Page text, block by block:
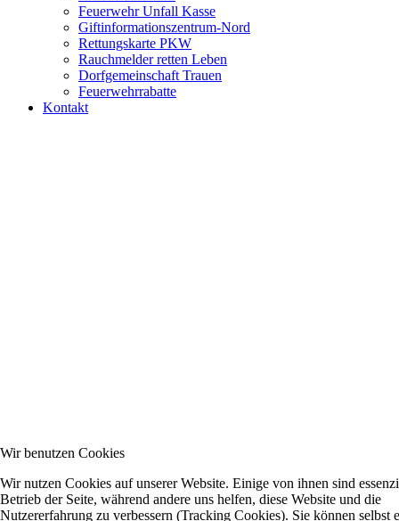
Feuerwehr Unfall Kasse
Giftinformationszentrum-Nord
Rettungskarte PKW
Rauchmelder retten Leben
Dorfgemeinschaft Trauen
Feuerwehrrabatte
Kontakt
Wir benutzen Cookies
Wir nutzen Cookies auf unserer Website. Einige von ihnen sind
Betrieb der Seite, während andere uns helfen, diese Website und die
Nutzererfahrung zu verbessern (Tracking Cookies). Sie können selbst